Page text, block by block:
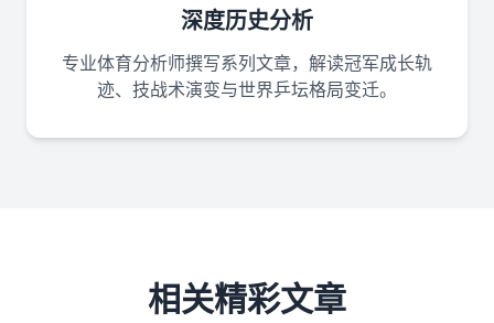
深度历史分析
专业体育分析师撰写系列文章，解读冠军成长轨
迹、技战术演变与世界乒坛格局变迁。
相关精彩文章